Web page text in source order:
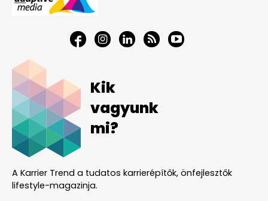
Kik
vagyunk
mi?
A Karrier Trend a tudatos karrierépítők, önfejlesztők
lifestyle-magazinja.